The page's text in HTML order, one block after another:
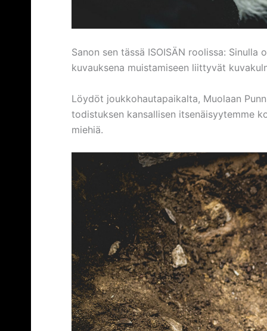
Sanon sen tässä ISOISÄN roolissa:
kuvauksena muistamiseen liittyvät
Löydöt joukkohautapaikalta, Muolaan
todistuksen kansallisen itsenäisyytemme
miehiä.